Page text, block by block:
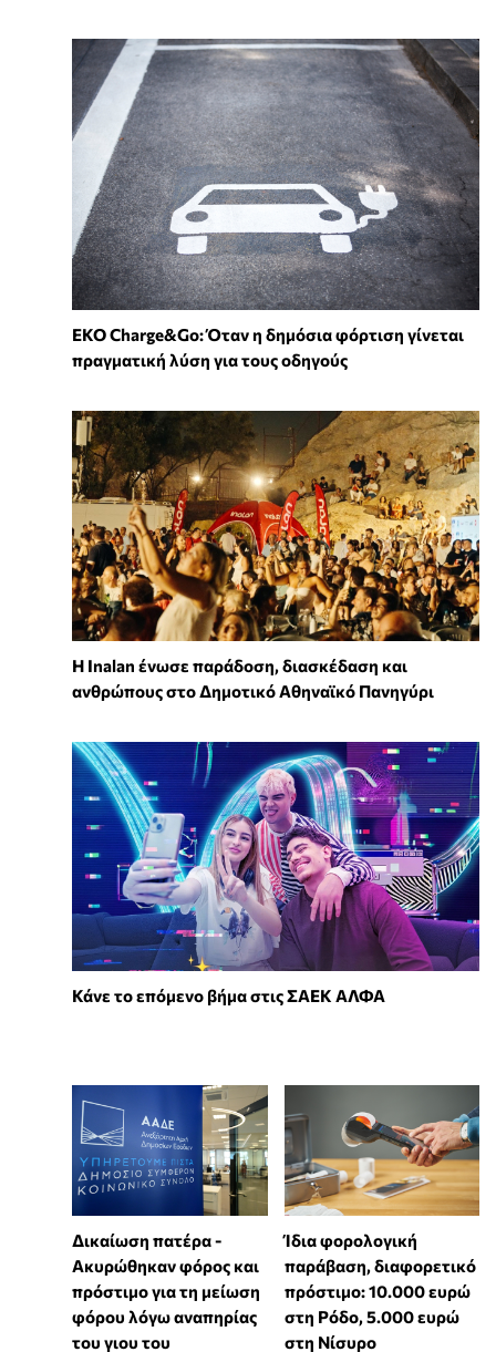
EKO Charge&Go: Όταν η δημόσια φόρτιση γίνεται
πραγματική λύση για τους οδηγούς
Η Inalan ένωσε παράδοση, διασκέδαση και
ανθρώπους στο Δημοτικό Αθηναϊκό Πανηγύρι
Κάνε το επόμενο βήμα στις ΣΑΕΚ ΑΛΦΑ
Δικαίωση πατέρα -
Ακυρώθηκαν φόρος και
πρόστιμο για τη μείωση
φόρου λόγω αναπηρίας
του γιου του
Ίδια φορολογική
παράβαση, διαφορετικό
πρόστιμο: 10.000 ευρώ
στη Ρόδο, 5.000 ευρώ
στη Νίσυρο